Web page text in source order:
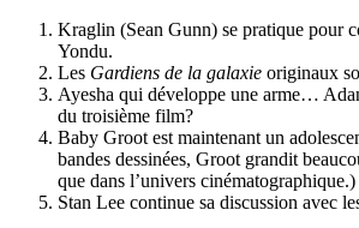
Kraglin (Sean Gunn) se pratique pour
Yondu.
Les Gardiens de la galaxie originaux
Ayesha qui développe une arme…
du troisième film?
Baby Groot est maintenant un
bandes dessinées, Groot grandit
que dans l’univers cinématographique.)
Stan Lee continue sa discussion avec